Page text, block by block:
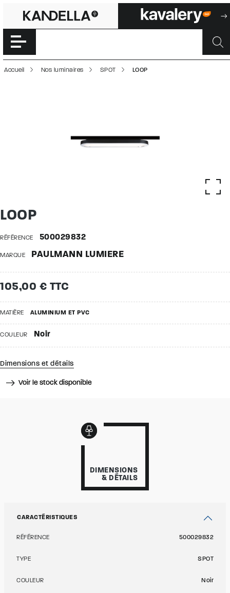
LOOP |
Accéder directement au contenu de la page
Accueil Nos luminaires SPOT LOOP
LOOP
RÉFÉRENCE 500029832
MARQUE PAULMANN LUMIERE
105,00 € TTC
MATIÈRE ALUMINIUM ET PVC
COULEUR Noir
Dimensions et détails
Voir le stock disponible
DIMENSIONS
& DÉTAILS
CARACTÉRISTIQUES
RÉFÉRENCE 500029832
TYPE SPOT
COULEUR Noir